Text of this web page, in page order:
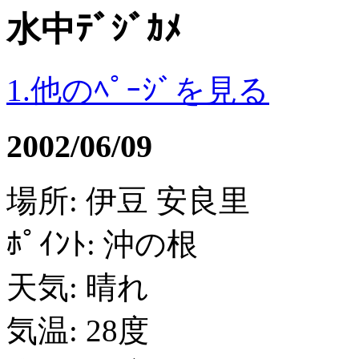
水中ﾃﾞｼﾞｶﾒ
1.他のﾍﾟｰｼﾞを見る
2002/06/09
場所: 伊豆 安良里
ﾎﾟｲﾝﾄ: 沖の根
天気: 晴れ
気温: 28度